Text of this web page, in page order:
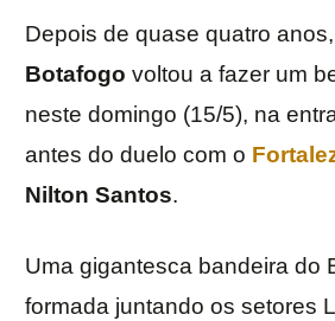
Depois de quase quatro
Botafogo voltou a fazer um
neste domingo (15/5), na
antes do duelo com o
Nilton Santos.
Uma gigantesca bandeira do
formada juntando os setores